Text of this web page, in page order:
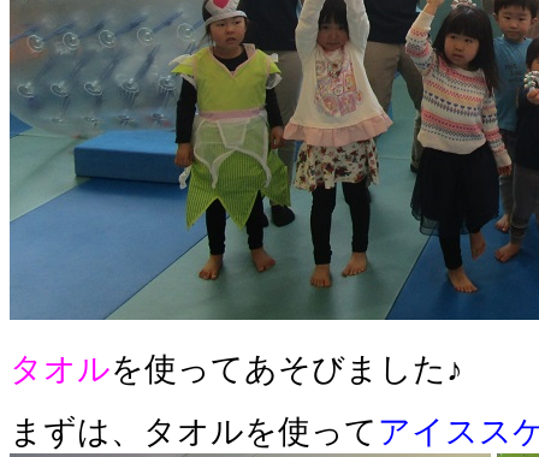
タオルを使ってあそびました♪
まずは、タオルを使って アイスス